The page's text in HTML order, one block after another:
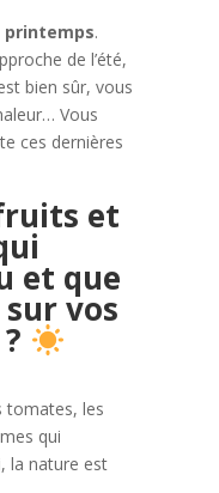
printemps.
de l’été,
bien sûr, vous
Vous
ces dernières
et
et que
vos
tomates, les
qui
la nature est